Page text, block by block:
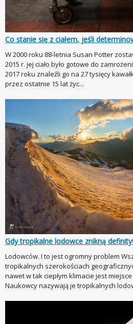
Co stanie się z ciałem, jeśli
W 2000 roku 88-letnia Susan Potter
2015 r. jej ciało było gotowe do
2017 roku znaleźli go na 27 tysięcy
przez ostatnie 15 lat życ...
Gdy tropikalne lodowce znikną
Lodowców. I to jest ogromny problem
tropikalnych szerokościach
nawet w tak ciepłym klimacie jest
Naukowcy nazywają je tropikalnych